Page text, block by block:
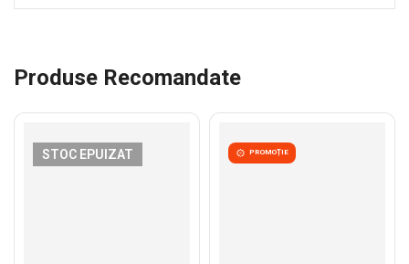
Produse Recomandate
STOC EPUIZAT PROMOȚIE